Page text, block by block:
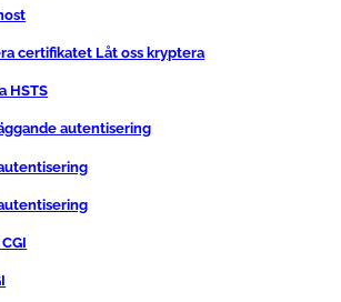
certifikatet Låt oss kryptera
HSTS
autentisering